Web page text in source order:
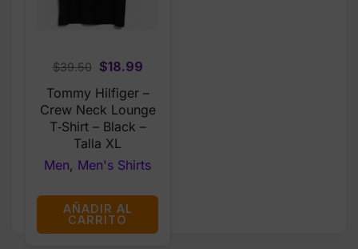
$39.50
Original
price
was:
$39.50.
$18.99Current
is:
$18.99.
Tommy Hilfiger –
Crew Neck Lounge
T‑Shirt – Black –
Talla XL
Men, Men's Shirts
AÑADIR AL
CARRITO